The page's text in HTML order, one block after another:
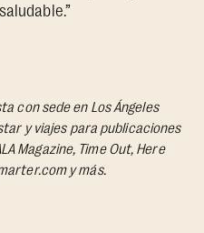
con sede en Los Ángeles
y viajes para publicaciones
Magazine, Time Out, Here
y más.